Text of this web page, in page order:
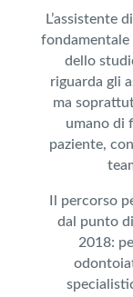
L’assistente
fondamentale
dello
riguarda gli
ma
umano di
paziente,
Il percorso
dal punto
2018: